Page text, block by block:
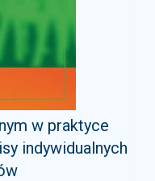
w praktyce
indywidualnych